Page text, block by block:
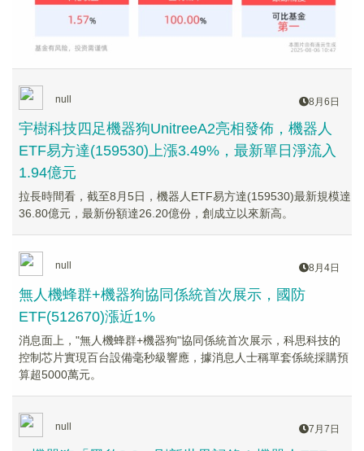
null 8月6日
宇樹科技四足機器狗UnitreeA2亮相發佈，機器人
ETF易方達(159530)上漲3.49%，最新單日淨流入
1.94億元
拉長時間看，截至8月5日，機器人ETF易方達(159530)最新規模達
36.80億元，最新份額達26.20億份，創成立以來新高。
null 8月4日
無人機蜂群+機器狗協同係統首次展示，國防
ETF(512670)漲近1%
消息面上，"無人機蜂群+機器狗"協同係統首次展示，科思科技的
控制芯片實現百台設備毫秒級響應，據消息人士稱單套係統採購預
算超5000萬元。
null 7月7日